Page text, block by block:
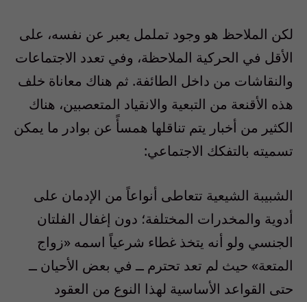
لكن الملاحظ هو وجود تململ يعبر عن نفسه، على
الأقل في الحركية الملاحظة، وفي تعدد الاجتماعات
والنقاشات من داخل الطائفة. ثم هناك معاناة خلف
هذه الأقنعة من التبعية والانقياد المتعصبين، هناك
الكثير من أخبار يتم تناقلها همسأً عن بوادر ما يمكن
تسميته بالتفكك الاجتماعي:
الشبيبة الشيعية تتعاطى أنواعاً من الإدمان على
أدوية والمخدرات المختلفة؛ دون إغفال الفلتان
الجنسي ولو أنه يتخذ غطاء شرعياً اسمه «زواج
المتعة» حيث لم تعد تحترم ــ في بعض الأحيان ــ
حتى القواعد الأساسية لهذا النوع من العقود